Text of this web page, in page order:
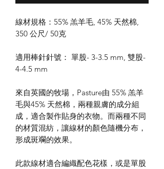
線材規格：55% 羔羊毛, 45% 天然棉,
350 公尺/ 50克
適用棒針針號： 單股- 3-3.5 mm, 雙股-
4-4.5 mm
來自英國的牧場，Pasture由 55% 羔羊
毛與45% 天然棉，兩種親膚的成分組
成，適合製作貼身的衣物。而兩種不同
的材質混紡，讓線材的顏色隨機分布，
形成斑斕的效果。
此款線材適合編織配色花樣，或是單股